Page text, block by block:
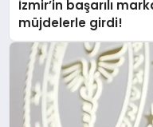
İzmir’in başarılı
müjdelerle girdi!